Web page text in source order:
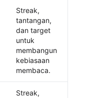
Streak,
tantangan,
dan target
untuk
membangun
kebiasaan
membaca.
Streak,